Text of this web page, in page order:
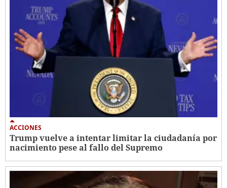
ACCIONES
Trump vuelve a intentar limitar la ciudadanía por
nacimiento pese al fallo del Supremo